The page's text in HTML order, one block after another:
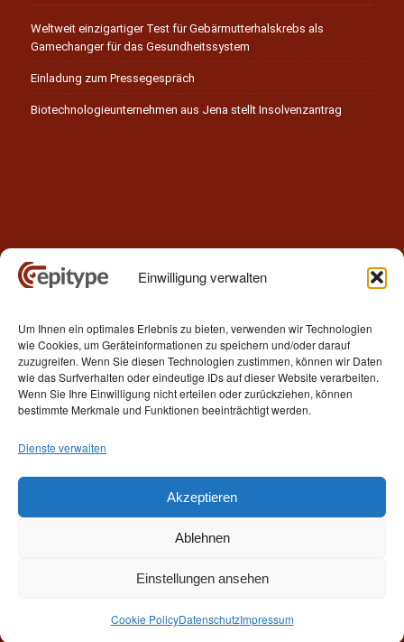
Einwilligung verwalten
Um Ihnen ein optimales Erlebnis zu bieten, verwenden wir Technologien
wie Cookies, um Geräteinformationen zu speichern und/oder darauf
zuzugreifen. Wenn Sie diesen Technologien zustimmen, können wir Daten
wie das Surfverhalten oder eindeutige IDs auf dieser Website verarbeiten.
Wenn Sie Ihre Einwilligung nicht erteilen oder zurückziehen, können
bestimmte Merkmale und Funktionen beeinträchtigt werden.
Dienste verwalten
Akzeptieren
Ablehnen
Einstellungen ansehen
Cookie PolicyDatenschutzImpressum
Weltweit einzigartiger Test für Gebärmutterhalskrebs als
Gamechanger für das Gesundheitssystem
Einladung zum Pressegespräch
Biotechnologieunternehmen aus Jena stellt Insolvenzantrag
Kontakt
Epitype GmbH
Löbstedter Str. 41
07749 Jena
Germany
Kontaktaufnahme Impressum Datenschutz